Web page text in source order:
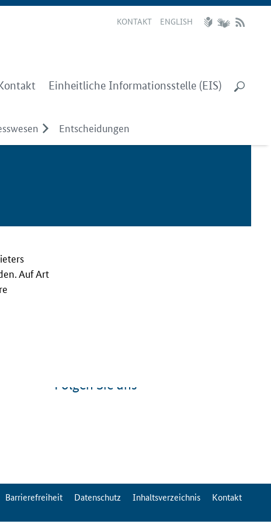
KONTAKT ENGLISH
Einheitliche Informationsstelle (EIS)
Entscheidungen
Auf Art
Folgen Sie uns
Barrierefreiheit Datenschutz Inhaltsverzeichnis Kontakt